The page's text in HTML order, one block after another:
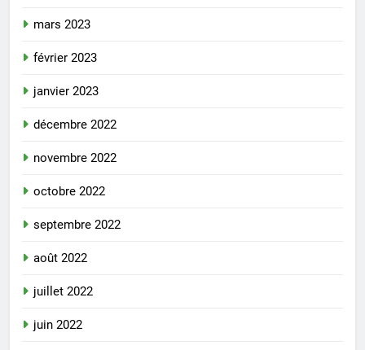
mars 2023
février 2023
janvier 2023
décembre 2022
novembre 2022
octobre 2022
septembre 2022
août 2022
juillet 2022
juin 2022